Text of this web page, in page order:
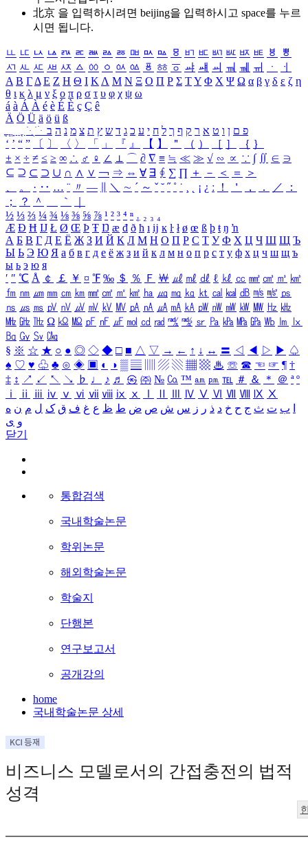
北京 을 입력하시려면 beijing을 입력하시고 space를 누르
시면 됩니다.
ㅥ ㅦ ㅧ ㅨ ㅩ ㅪ ㅫ ㅬ ㅭ ㅮ ㅯ ㅰ ㅱ ㅲ ㅳ ㅴ ㅵ ㅶ ㅷ ㅸ
ㅹ
ㅺ ㅻ ㅼ ㅽ ㅾ ㅿ ㆀ ㆁ ㆂ ㆃ ㆄ ㆅ ㆆ ㆇ ㆈ ㆉ ㆊ ㆋ ㆌ ㆍ
ㆎ
Α Β ΓΔ Ε Ζ Η Θ Ι ΚΛ Μ Ν Ξ Ο Π Ρ Σ ΤΥ Φ Χ Ψ Ω α β γ δ ε ζ η
θ ι κ λ μ ν ξ ο π ρ σ τ υ φ χ ψ ω
á à Á À é è É È ç Ç ê
Ä Ö Ü ä ö ü ß
ִֶֹ ֻּ ׁׂ פ ם ן ו ט א ר ק ף ך ל ח י ע כ ג ד ש ץ ת צ מ נ ה ב
‘ ’ “ ” 〔 〕 〈 〉 「 」 『 』 【 】 ＂ （ ） ［ ］ ｛ ｝
± × ÷ ≠ ≤ ≥ ∞ ∴ ♂ ♀ ∠ ⊥ ⌒ ∂ ∇ ≡ ≒ ≪ ≫ √ ∽ ∝ ∵ ∫ ∬ ∈ ∋
⊆ ⊇ ⊂ ⊃ ∪ ∩ ∧ ∨ ￢ ⇒ ⇔ ∀ ∃ ∮ ∑ ∏ ＋ － ＜ ＝
＞
、
。 · ‥ … ¨ 〃 ― ＼ ∼ ´ ～ ˇ ˘ ˝ ˚ ˙ ¸ ¡ ¿ ː ！ ＇ ， ． ／
：
；
？ ＾ ｀
½ ⅓ ⅔ ¼ ¾ ⅛ ⅜ ⅝ ⅞ ¹ ² ³ ⁴ ⁿ ₁ ₂ ₃ ₄
Æ Ð Ħ Ĳ Ł Ø Œ Þ Ŧ Ŋ æ đ ð ħ ı ĳ ĸ ŀ ł ø œ ß þ ŧ ŋ ŉ
А Б В Г Д Е Ё Ж З И Й К Л М Н О П Р С Т У Ф Х Ц Ч Ш Щ Ъ
Ы Ь Э Ю Я а б в г д е ё ж з и й к л м н о п р с т у ф х ц ч ш щ ъ
ы ь э ю я
′ ″ ℃ Å ￠ ￡ ￥ ¤ ℉ ‰ ＄ ％ Ｆ ￦ ㎕ ㎖ ㎗ ℓ ㎘ ㏄ ㎣ ㎤ ㎥ ㎦
㎙ ㎚ ㎛ ㎜ ㎝ ㎞ ㎟ ㎠ ㎡ ㎢ ㏊ ㎍ ㎎ ㎏ ㏏ ㎈ ㎉ ㏈ ㎧ ㎨ ㎰
㎱ ㎲ ㎳ ㎴ ㎵ ㎶ ㎷ ㎸ ㎹ ㎀ ㎁ ㎂ ㎃ ㎄ ㎺ ㎻ ㎽ ㎾ ㎿ ㎐ ㎑
㎒ ㎓ ㎔ Ω ㏀ ㏁ ㎊ ㎋ ㎌ ㏖ ㏅ ㎭ ㎮ ㎯ ㏛ ㎩ ㎪ ㎫ ㎬ ㏝ ㏐
㏓
㏃ ㏉ ㏜ ㏆
§ ※ ☆ ★ ○ ● ◎ ◇ ◆ □ ■ △ ▽ → ← ↑ ↓ ↔ 〓 ◁ ◀ ▷ ▶ ♤
♠ ♡ ♥ ♧ ♣ ⊙ ◈ ▣ ◐ ◑ ▒ ▤ ▨ ▧ ▦ ▩ ♨ ☏ ☎ ☜ ☞ ¶ †
‡ ↕ ↗ ↙ ↖ ↘ ♭ ♩ ♪ ♬ ㉿ ㈜ № ㏇ ™ ㏂ ㏘ ℡ ＃ ＆ ＊ ＠ ª º
ⅰ
ⅱ ⅲ ⅳ ⅴ ⅵ ⅶ ⅷ ⅸ ⅹ Ⅳ Ⅴ Ⅵ Ⅶ Ⅷ Ⅸ Ⅹ
ب ت ث ج ح خ د ذ ر ز س ش ص ض ط ظ ع غ ف ق ک ل م ن ه
و ی
닫기
통합검색
국내학술논문
학위논문
해외학술논문
학술지
단행본
연구보고서
공개강의
home
국내학술논문 상세
비즈니스 모델로서의 간접충전의 법적
성격